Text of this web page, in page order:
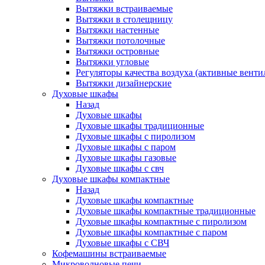
Вытяжки встраиваемые
Вытяжки в столещницу
Вытяжки настенные
Вытяжки потолочные
Вытяжки островные
Вытяжки угловые
Регуляторы качества воздуха (активные
Вытяжки дизайнерские
Духовые шкафы
Назад
Духовые шкафы
Духовые шкафы традиционные
Духовые шкафы с пиролизом
Духовые шкафы с паром
Духовые шкафы газовые
Духовые шкафы с свч
Духовые шкафы компактные
Назад
Духовые шкафы компактные
Духовые шкафы компактные традиционные
Духовые шкафы компактные с пиролизом
Духовые шкафы компактные с паром
Духовые шкафы с СВЧ
Кофемашины встраиваемые